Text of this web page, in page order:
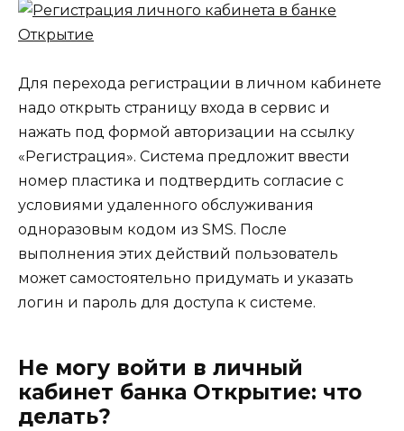
Для перехода регистрации в личном кабинете
надо открыть страницу входа в сервис и
нажать под формой авторизации на ссылку
«Регистрация». Система предложит ввести
номер пластика и подтвердить согласие с
условиями удаленного обслуживания
одноразовым кодом из SMS. После
выполнения этих действий пользователь
может самостоятельно придумать и указать
логин и пароль для доступа к системе.
Не могу войти в личный
кабинет банка Открытие: что
делать?